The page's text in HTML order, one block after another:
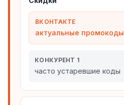
ВКОНТАКТЕ
актуальные промокоды
КОНКУРЕНТ 1
часто устаревшие коды